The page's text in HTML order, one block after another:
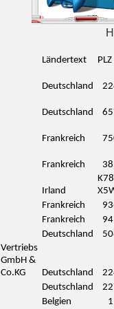
Ländertext PLZ
Deutschland
Deutschland
Frankreich
Frankreich
Irland
K78
Frankreich
Frankreich
Deutschland
Vertriebs
GmbH &
Co.KG
Deutschland
Deutschland
Belgien